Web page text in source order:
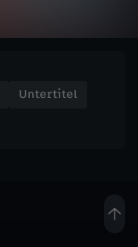
Untertitel